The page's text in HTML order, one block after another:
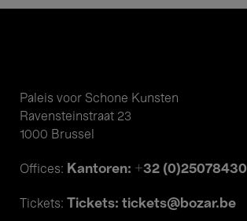
Paleis voor Schone Kunsten
Ravensteinstraat 23
1000 Brussel
Offices: Kantoren: +32 (0)25078430
Tickets: Tickets: tickets@bozar.be